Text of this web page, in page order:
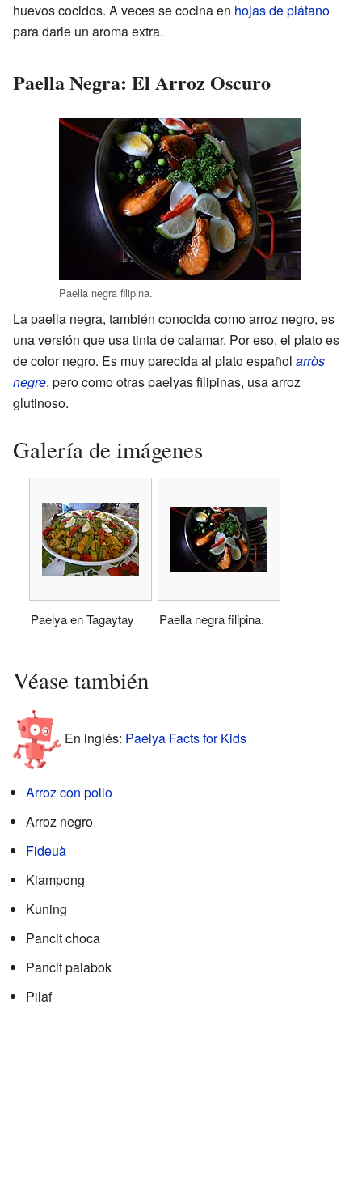
huevos cocidos. A veces se cocina en hojas de plátano
para darle un aroma extra.
Paella Negra: El Arroz Oscuro
Paella negra filipina.
La paella negra, también conocida como arroz negro, es
una versión que usa tinta de calamar. Por eso, el plato es
de color negro. Es muy parecida al plato español arròs
negre, pero como otras paelyas filipinas, usa arroz
glutinoso.
Galería de imágenes
Paelya en Tagaytay Paella negra filipina.
Véase también
En inglés: Paelya Facts for Kids
Arroz con pollo
Arroz negro
Fideuà
Kiampong
Kuning
Pancit choca
Pancit palabok
Pilaf